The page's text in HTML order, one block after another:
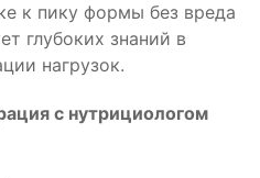
к пику формы без вреда
глубоких знаний в
нагрузок.
с нутрициологом